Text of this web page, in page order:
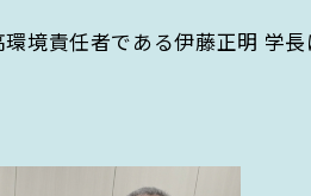
境責任者である伊藤正明 学